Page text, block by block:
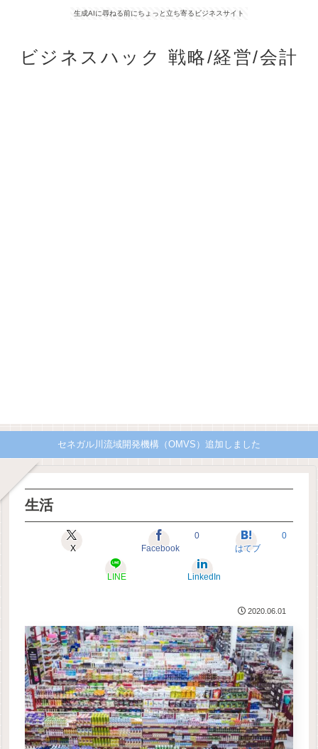
生成AIに尋ねる前にちょっと立ち寄るビジネスサイト
ビジネスハック 戦略/経営/会計
セネガル川流域開発機構（OMVS）追加しました
生活
X Facebook
0
はてブ
0
LINE LinkedIn
2020.06.01